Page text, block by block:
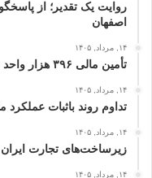
روایت یک تقدیر؛ از
اصفهان
۱۴, مرداد, ۱۴۰۵
تأمین مالی ۳۹۶ هزار واحد نهضت ملی توسط بانک مسکن
۱۴, مرداد, ۱۴۰۵
تداوم روند باثبات عملکرد
۱۴, مرداد, ۱۴۰۵
زیرساخت‌های تجارت
۱۴, مرداد, ۱۴۰۵